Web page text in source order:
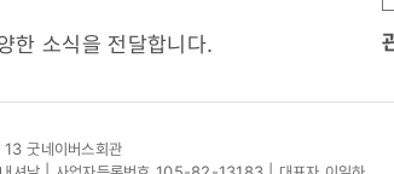
한 소식을 전달합니다.
굿네이버스회관